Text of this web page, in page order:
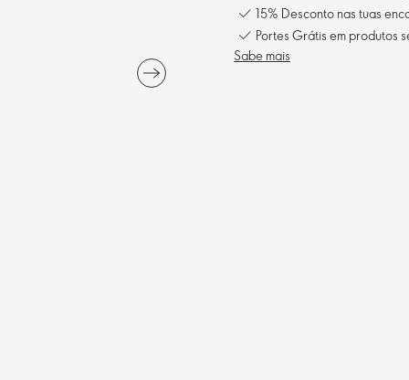
15% Desconto nas tuas
Portes Grátis em produtos
Sabe mais